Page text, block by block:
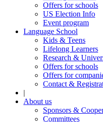
Offers for schools
US Election Info
Event program
Language School
Kids & Teens
Lifelong Learners
Research &
Offers for schools
Offers for
Contact &
|
About us
Sponsors &
Committees